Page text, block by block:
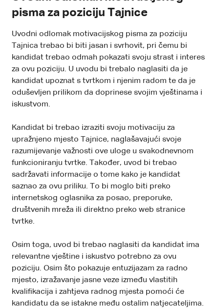
pisma za poziciju Tajnice
Uvodni odlomak motivacijskog pisma za poziciju
Tajnica trebao bi biti jasan i svrhovit, pri čemu bi
kandidat trebao odmah pokazati svoju strast i interes
za ovu poziciju. U uvodu bi trebalo naglasiti da je
kandidat upoznat s tvrtkom i njenim radom te da je
oduševljen prilikom da doprinese svojim vještinama i
iskustvom.
Kandidat bi trebao izraziti svoju motivaciju za
upražnjeno mjesto Tajnice, naglašavajući svoje
razumijevanje važnosti ove uloge u svakodnevnom
funkcioniranju tvrtke. Također, uvod bi trebao
sadržavati informacije o tome kako je kandidat
saznao za ovu priliku. To bi moglo biti preko
internetskog oglasnika za posao, preporuke,
društvenih mreža ili direktno preko web stranice
tvrtke.
Osim toga, uvod bi trebao naglasiti da kandidat ima
relevantne vještine i iskustvo potrebno za ovu
poziciju. Osim što pokazuje entuzijazam za radno
mjesto, izražavanje jasne veze između vlastitih
kvalifikacija i zahtjeva radnog mjesta pomoći će
kandidatu da se istakne među ostalim natjecateljima.